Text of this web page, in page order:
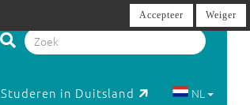
Studeren in Duitsland NL
Accepteer Weiger